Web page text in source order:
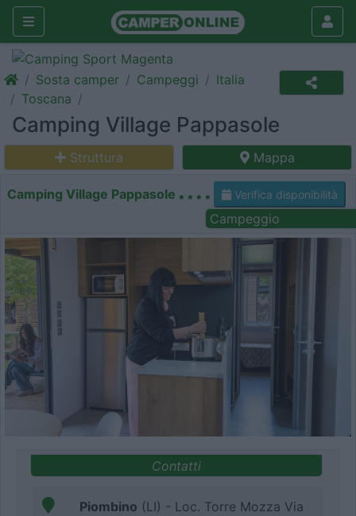
Sosta camper Campeggi
Italia
Toscana
Camping Village Pappasole
Struttura Mappa
Camping Village Pappasole Verifica disponibilità
Campeggio
Contatti
Piombino (LI) - Loc. Torre Mozza Via